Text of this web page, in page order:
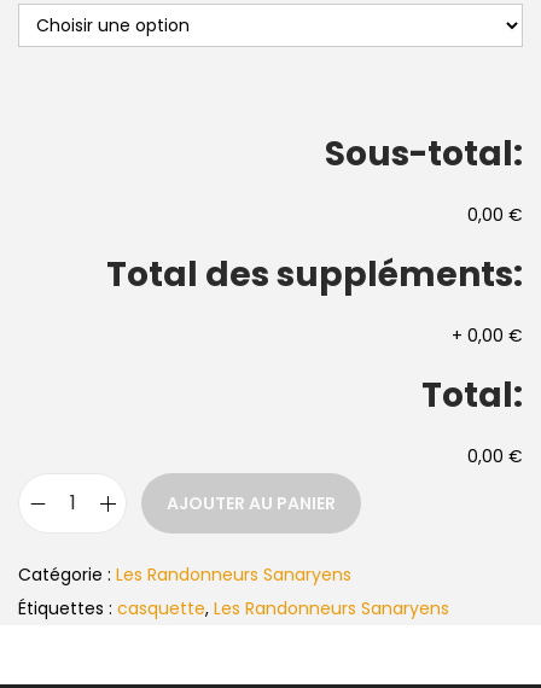
Sous-total:
0,00 €
Total des suppléments:
+ 0,00 €
Total:
0,00 €
AJOUTER AU PANIER
Catégorie : Les Randonneurs Sanaryens
Étiquettes : casquette, Les Randonneurs Sanaryens